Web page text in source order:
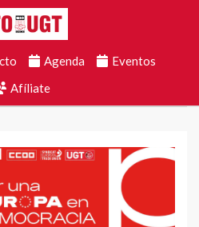
Agenda
Eventos
Afíliate